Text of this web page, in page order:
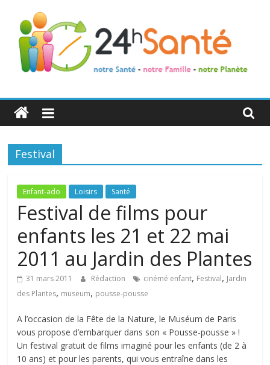
24h
Santé
La
de
toute
famille
Festival
Enfant-ado Loisirs Santé
Festival de films pour
enfants les 21 et 22 mai
2011 au Jardin des Plantes
31 mars 2011 Rédaction cinémé enfant, Festival, Jardin
des Plantes, museum, pousse-pousse
A l’occasion de la Fête de la Nature, le Muséum de Paris
vous propose d’embarquer dans son « Pousse-pousse » !
Un festival gratuit de films imaginé pour les enfants (de 2 à
10 ans) et pour les parents, qui vous entraîne dans les